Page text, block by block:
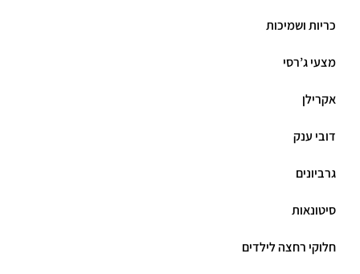
כריות ושמיכות
מצעי ג’רסי
אקרילן
דובי ענק
גרביונים
סיטונאות
חלוקי רחצה לילדים